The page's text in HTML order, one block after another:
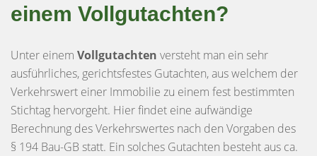
einem Vollgutachten?
Unter einem Vollgutachten versteht man ein sehr
ausführliches, gerichtsfestes Gutachten, aus welchem der
Verkehrswert einer Immobilie zu einem fest bestimmten
Stichtag hervorgeht. Hier findet eine aufwändige
Berechnung des Verkehrswertes nach den Vorgaben des
§ 194 Bau-GB statt. Ein solches Gutachten besteht aus ca.